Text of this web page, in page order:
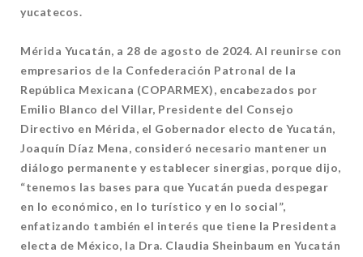
yucatecos.
Mérida Yucatán, a 28 de agosto de 2024. Al reunirse con
empresarios de la Confederación Patronal de la
República Mexicana (COPARMEX), encabezados por
Emilio Blanco del Villar, Presidente del Consejo
Directivo en Mérida, el Gobernador electo de Yucatán,
Joaquín Díaz Mena, consideró necesario mantener un
diálogo permanente y establecer sinergias, porque dijo,
“tenemos las bases para que Yucatán pueda despegar
en lo económico, en lo turístico y en lo social”,
enfatizando también el interés que tiene la Presidenta
electa de México, la Dra. Claudia Sheinbaum en Yucatán